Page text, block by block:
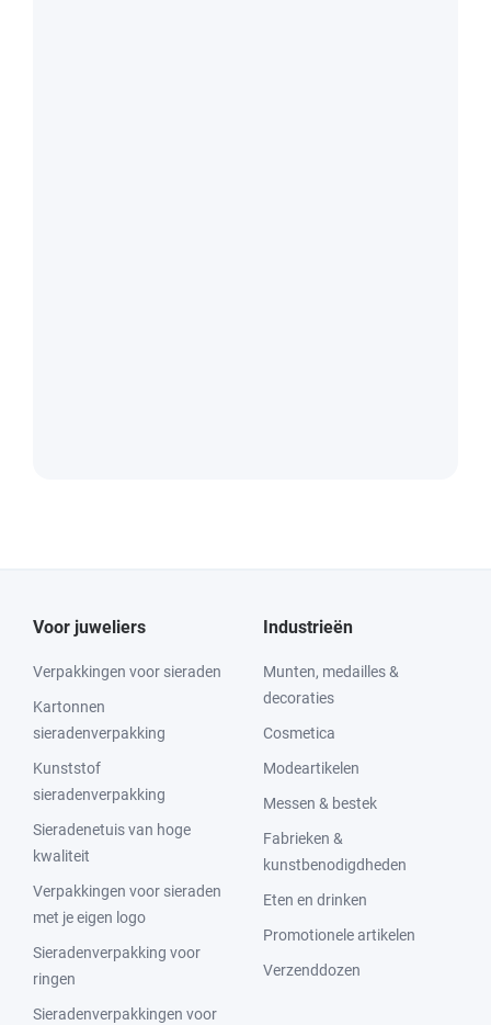
Voor juweliers
Verpakkingen voor sieraden
Kartonnen
sieradenverpakking
Kunststof
sieradenverpakking
Sieradenetuis van hoge
kwaliteit
Verpakkingen voor sieraden
met je eigen logo
Sieradenverpakking voor
ringen
Sieradenverpakkingen voor
Industrieën
Munten, medailles &
decoraties
Cosmetica
Modeartikelen
Messen & bestek
Fabrieken &
kunstbenodigdheden
Eten en drinken
Promotionele artikelen
Verzenddozen